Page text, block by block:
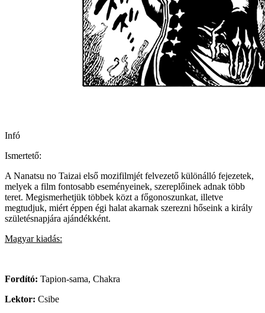
Infó
Ismertető:
A Nanatsu no Taizai első mozifilmjét felvezető különálló fejezetek,
melyek a film fontosabb eseményeinek, szereplőinek adnak több
teret. Megismerhetjük többek közt a főgonoszunkat, illetve
megtudjuk, miért éppen égi halat akarnak szerezni hőseink a király
születésnapjára ajándékként.
Magyar kiadás:
Fordító: Tapion-sama, Chakra
Lektor: Csibe